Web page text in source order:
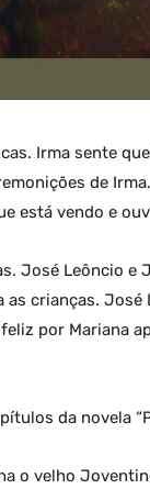
Irma sente
de
está vendo e
José Leôncio e
crianças. José
por Mariana
da novela
o velho